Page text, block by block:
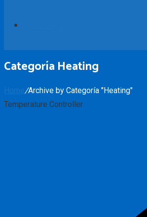
Categoría Heating
Home/Archive by Categoría "Heating"
Temperature Controller